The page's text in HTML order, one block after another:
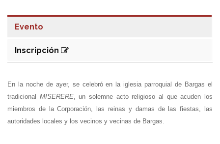
Evento
Inscripción
En la noche de ayer, se celebró en la iglesia parroquial de Bargas el
tradicional MISERERE, un solemne acto religioso al que acuden los
miembros de la Corporación, las reinas y damas de las fiestas, las
autoridades locales y los vecinos y vecinas de Bargas.